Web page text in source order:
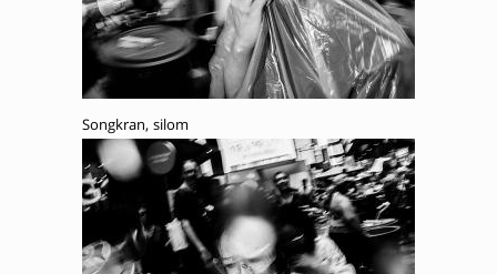
Songkran, silom